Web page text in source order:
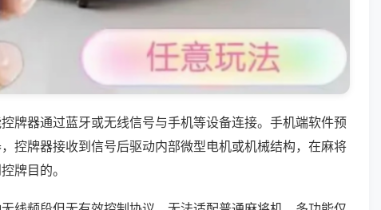
牌器通过蓝牙或无线信号与手机等设备连接。手机端软件预
控牌器接收到信号后驱动内部微型电机或机械结构，在麻将
牌目的。